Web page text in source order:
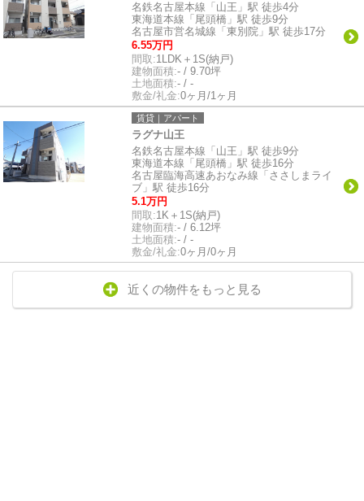
名鉄名古屋本線「山王」駅 徒歩4分
東海道本線「尾頭橋」駅 徒歩9分
名古屋市営名城線「東別院」駅 徒歩17分
6.55万円
間取:1LDK＋1S(納戸)
建物面積:- / 9.70坪
土地面積:- / -
敷金/礼金:0ヶ月/1ヶ月
賃貸｜アパート
ラグナ山王
名鉄名古屋本線「山王」駅 徒歩9分
東海道本線「尾頭橋」駅 徒歩16分
名古屋臨海高速あおなみ線「ささしまライ
ブ」駅 徒歩16分
5.1万円
間取:1K＋1S(納戸)
建物面積:- / 6.12坪
土地面積:- / -
敷金/礼金:0ヶ月/0ヶ月
近くの物件をもっと見る